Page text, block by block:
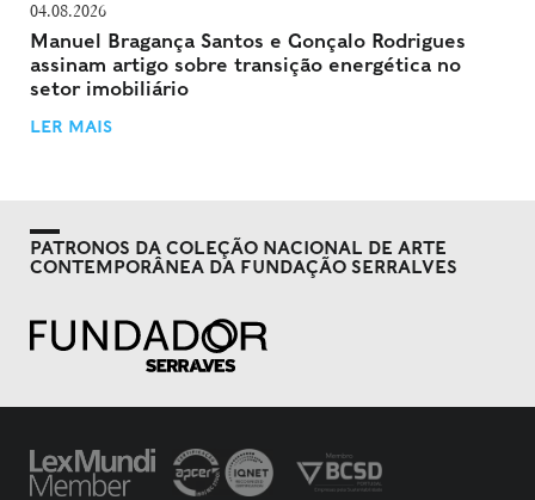
04.08.2026
Manuel Bragança Santos e Gonçalo Rodrigues
assinam artigo sobre transição energética no
setor imobiliário
LER MAIS
PATRONOS DA COLEÇÃO NACIONAL DE ARTE
CONTEMPORÂNEA DA FUNDAÇÃO SERRALVES